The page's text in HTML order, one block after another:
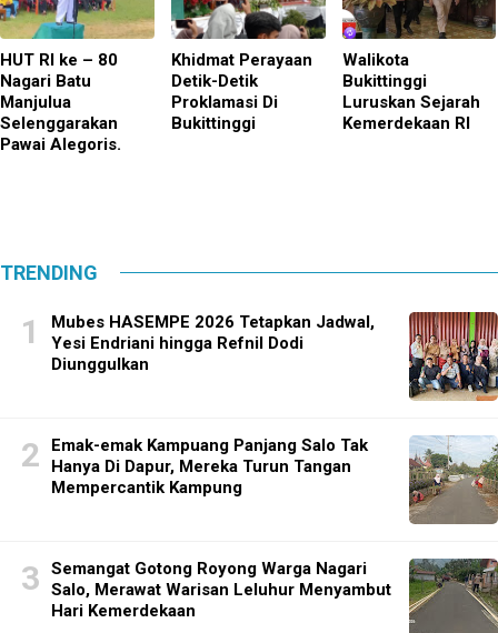
HUT RI ke – 80
Nagari Batu
Manjulua
Selenggarakan
Pawai Alegoris.
Khidmat Perayaan
Detik-Detik
Proklamasi Di
Bukittinggi
Walikota
Bukittinggi
Luruskan Sejarah
Kemerdekaan RI
TRENDING
Mubes HASEMPE 2026 Tetapkan Jadwal,
Yesi Endriani hingga Refnil Dodi
Diunggulkan
Emak-emak Kampuang Panjang Salo Tak
Hanya Di Dapur, Mereka Turun Tangan
Mempercantik Kampung
Semangat Gotong Royong Warga Nagari
Salo, Merawat Warisan Leluhur Menyambut
Hari Kemerdekaan